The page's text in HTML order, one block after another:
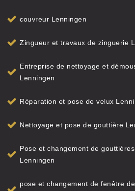
couvreur Lenningen
Zingueur et travaux de zinguerie
Entreprise de nettoyage et
Lenningen
Réparation et pose de velux
Nettoyage et pose de gouttière
Pose et changement de
Lenningen
pose et changement de fenêtre